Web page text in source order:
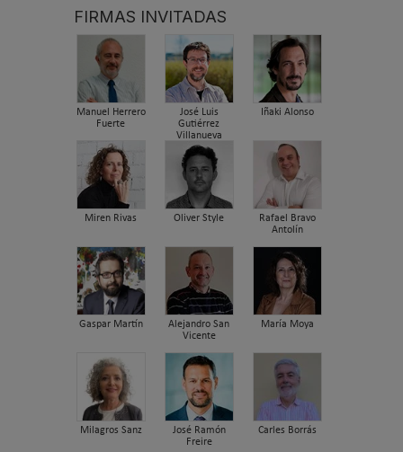
FIRMAS INVITADAS
Manuel Herrero
Fuerte
José Luis
Gutiérrez
Villanueva
Iñaki Alonso
Miren Rivas Oliver Style
Rafael Bravo
Antolín
Gaspar Martín
Alejandro San
Vicente
María Moya
Milagros Sanz
José Ramón
Freire
Carles Borrás